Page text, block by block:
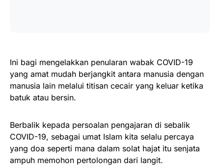
Ini bagi mengelakkan penularan wabak COVID-19
yang amat mudah berjangkit antara manusia dengan
manusia lain melalui titisan cecair yang keluar ketika
batuk atau bersin.
Berbalik kepada persoalan pengajaran di sebalik
COVID-19, sebagai umat Islam kita selalu percaya
yang doa seperti mana dalam solat hajat itu senjata
ampuh memohon pertolongan dari langit.